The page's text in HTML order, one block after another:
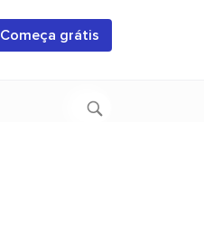
Começa grátis